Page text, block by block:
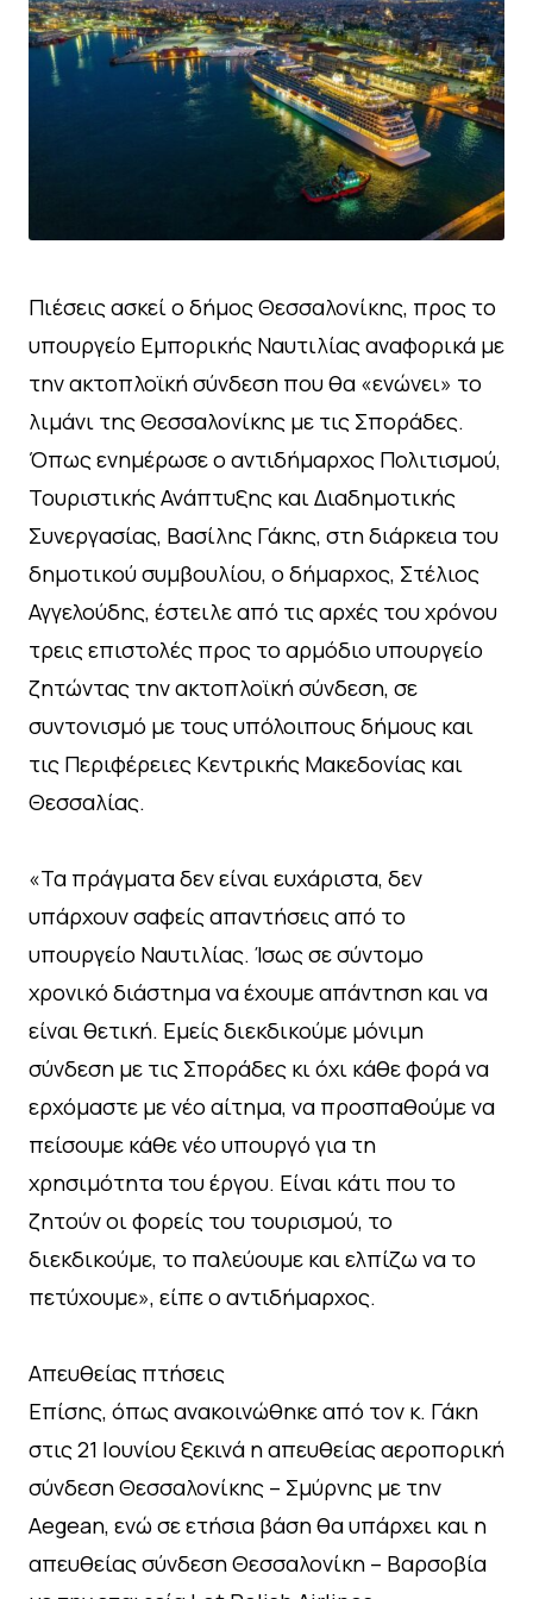
Πιέσεις ασκεί ο δήμος Θεσσαλονίκης, προς το
υπουργείο Εμπορικής Ναυτιλίας αναφορικά με
την ακτοπλοϊκή σύνδεση που θα «ενώνει» το
λιμάνι της Θεσσαλονίκης με τις Σποράδες.
Όπως ενημέρωσε ο αντιδήμαρχος Πολιτισμού,
Τουριστικής Ανάπτυξης και Διαδημοτικής
Συνεργασίας, Βασίλης Γάκης, στη διάρκεια του
δημοτικού συμβουλίου, ο δήμαρχος, Στέλιος
Αγγελούδης, έστειλε από τις αρχές του χρόνου
τρεις επιστολές προς το αρμόδιο υπουργείο
ζητώντας την ακτοπλοϊκή σύνδεση, σε
συντονισμό με τους υπόλοιπους δήμους και
τις Περιφέρειες Κεντρικής Μακεδονίας και
Θεσσαλίας.
«Τα πράγματα δεν είναι ευχάριστα, δεν
υπάρχουν σαφείς απαντήσεις από το
υπουργείο Ναυτιλίας. Ίσως σε σύντομο
χρονικό διάστημα να έχουμε απάντηση και να
είναι θετική. Εμείς διεκδικούμε μόνιμη
σύνδεση με τις Σποράδες κι όχι κάθε φορά να
ερχόμαστε με νέο αίτημα, να προσπαθούμε να
πείσουμε κάθε νέο υπουργό για τη
χρησιμότητα του έργου. Είναι κάτι που το
ζητούν οι φορείς του τουρισμού, το
διεκδικούμε, το παλεύουμε και ελπίζω να το
πετύχουμε», είπε ο αντιδήμαρχος.
Απευθείας πτήσεις
Επίσης, όπως ανακοινώθηκε από τον κ. Γάκη
στις 21 Ιουνίου ξεκινά η απευθείας αεροπορική
σύνδεση Θεσσαλονίκης – Σμύρνης με την
Aegean, ενώ σε ετήσια βάση θα υπάρχει και η
απευθείας σύνδεση Θεσσαλονίκη – Βαρσοβία